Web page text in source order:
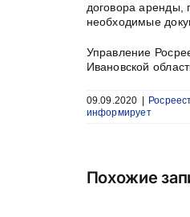
договора аренды,
необходимые
Управление
Ивановской
09.09.2020
информирует
Похожие